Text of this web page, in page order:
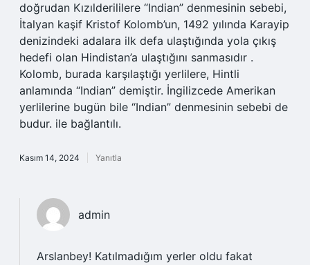
doğrudan Kızılderililere “Indian” denmesinin sebebi,
İtalyan kaşif Kristof Kolomb’un, 1492 yılında Karayip
denizindeki adalara ilk defa ulaştığında yola çıkış
hedefi olan Hindistan’a ulaştığını sanmasıdır .
Kolomb, burada karşılaştığı yerlilere, Hintli
anlamında “Indian” demiştir. İngilizcede Amerikan
yerlilerine bugün bile “Indian” denmesinin sebebi de
budur. ile bağlantılı.
Kasım 14, 2024 Yanıtla
admin
Arslanbey! Katılmadığım yerler oldu fakat